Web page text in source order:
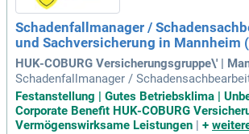
Schadenfallmanager /
und Sachversicherung in Mannheim
HUK-COBURG Versicherungsgruppe\' |
Schadenfallmanager /
versicherung in Mannheim (w/m/d):
emberg, Deutschland: Beschäftigungsart
beitszeit 38 Stunden; Befristungsart
Festanstellung | Gutes Betriebsklima |
Corporate Benefit HUK-COBURG
Vermögenswirksame Leistungen
+